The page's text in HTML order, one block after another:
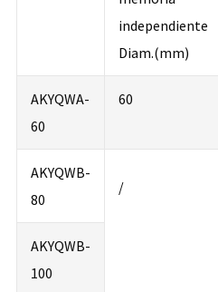
independiente
Diam.(mm)
AKYQWA-
60
60
AKYQWB-
80
/
AKYQWB-
100